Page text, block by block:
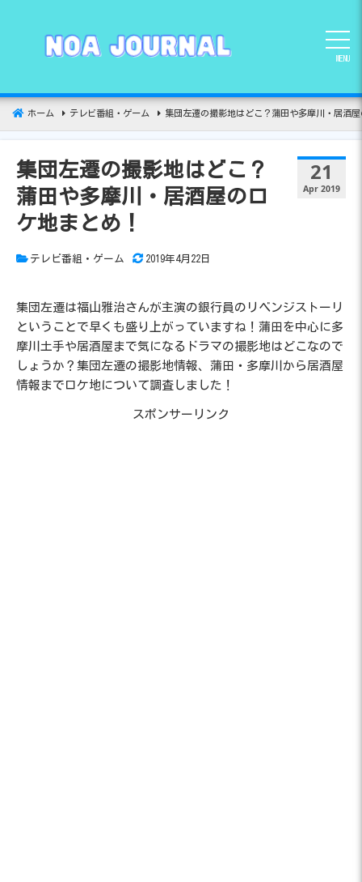
MENU
ホーム テレビ番組・ゲーム 集団左遷の撮影地はどこ？蒲田や多摩川・居酒
21
Apr 2019
集団左遷の撮影地はどこ？
蒲田や多摩川・居酒屋のロ
ケ地まとめ！
テレビ番組・ゲーム 2019年4月22日
集団左遷は福山雅治さんが主演の銀行員のリベンジストーリ
ということで早くも盛り上がっていますね！蒲田を中心に多
摩川土手や居酒屋まで気になるドラマの撮影地はどこなので
しょうか？集団左遷の撮影地情報、蒲田・多摩川から居酒屋
情報までロケ地について調査しました！
スポンサーリンク